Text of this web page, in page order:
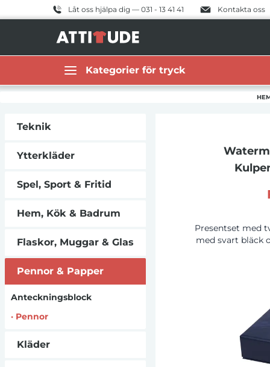
Låt oss hjälpa dig — 031 - 13 41 41 Kontakta oss
Kategorier för tryck
Teknik
Ytterkläder
Spel, Sport & Fritid
Hem, Kök & Badrum
Flaskor, Muggar & Glas
Pennor & Papper
Anteckningsblock
· Pennor
Kläder
Presentset med
med svart bläck